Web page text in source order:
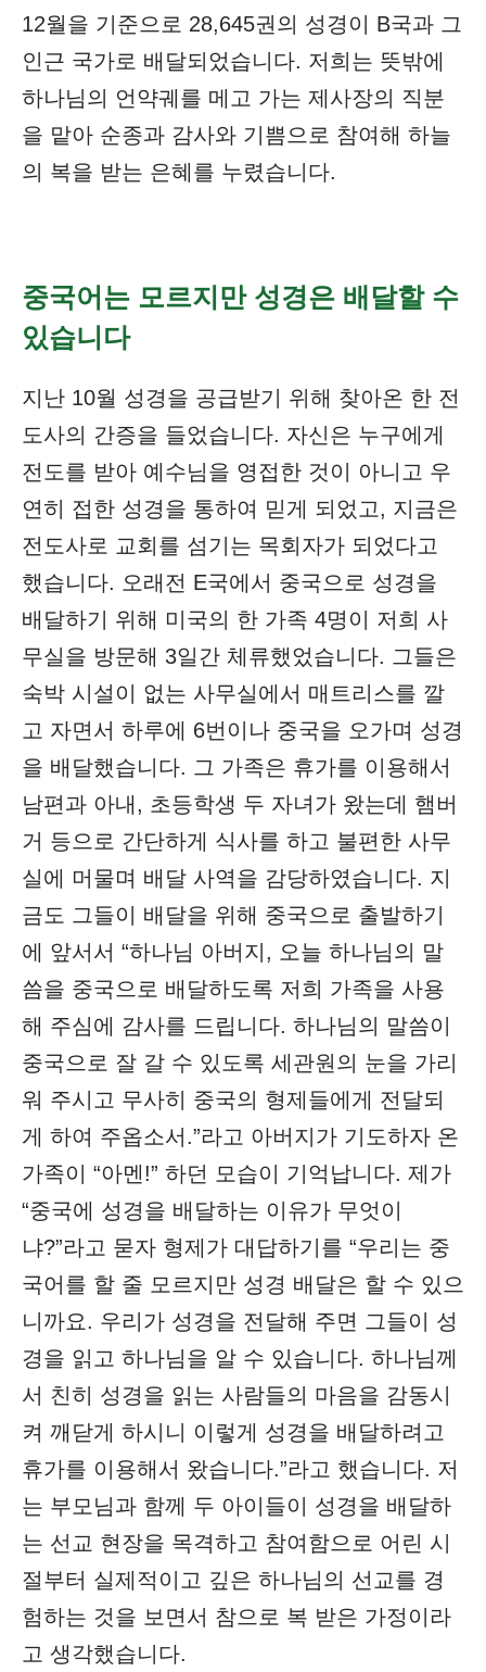
12월을 기준으로 28,645권의 성경이 B국과 그
인근 국가로 배달되었습니다. 저희는 뜻밖에
하나님의 언약궤를 메고 가는 제사장의 직분
을 맡아 순종과 감사와 기쁨으로 참여해 하늘
의 복을 받는 은혜를 누렸습니다.
중국어는 모르지만 성경은 배달할 수
있습니다
지난 10월 성경을 공급받기 위해 찾아온 한 전
도사의 간증을 들었습니다. 자신은 누구에게
전도를 받아 예수님을 영접한 것이 아니고 우
연히 접한 성경을 통하여 믿게 되었고, 지금은
전도사로 교회를 섬기는 목회자가 되었다고
했습니다. 오래전 E국에서 중국으로 성경을
배달하기 위해 미국의 한 가족 4명이 저희 사
무실을 방문해 3일간 체류했었습니다. 그들은
숙박 시설이 없는 사무실에서 매트리스를 깔
고 자면서 하루에 6번이나 중국을 오가며 성경
을 배달했습니다. 그 가족은 휴가를 이용해서
남편과 아내, 초등학생 두 자녀가 왔는데 햄버
거 등으로 간단하게 식사를 하고 불편한 사무
실에 머물며 배달 사역을 감당하였습니다. 지
금도 그들이 배달을 위해 중국으로 출발하기
에 앞서서 “하나님 아버지, 오늘 하나님의 말
씀을 중국으로 배달하도록 저희 가족을 사용
해 주심에 감사를 드립니다. 하나님의 말씀이
중국으로 잘 갈 수 있도록 세관원의 눈을 가리
워 주시고 무사히 중국의 형제들에게 전달되
게 하여 주옵소서.”라고 아버지가 기도하자 온
가족이 “아멘!” 하던 모습이 기억납니다. 제가
“중국에 성경을 배달하는 이유가 무엇이
냐?”라고 묻자 형제가 대답하기를 “우리는 중
국어를 할 줄 모르지만 성경 배달은 할 수 있으
니까요. 우리가 성경을 전달해 주면 그들이 성
경을 읽고 하나님을 알 수 있습니다. 하나님께
서 친히 성경을 읽는 사람들의 마음을 감동시
켜 깨닫게 하시니 이렇게 성경을 배달하려고
휴가를 이용해서 왔습니다.”라고 했습니다. 저
는 부모님과 함께 두 아이들이 성경을 배달하
는 선교 현장을 목격하고 참여함으로 어린 시
절부터 실제적이고 깊은 하나님의 선교를 경
험하는 것을 보면서 참으로 복 받은 가정이라
고 생각했습니다.